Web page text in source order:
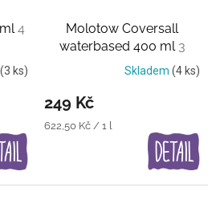
4
(3 ks)
Molotow Coversall
waterbased 400 ml 3
barvySkladem (4 ks)
249 Kč
Měrná
622,50 Kč / 1 l